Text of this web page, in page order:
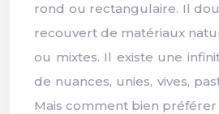
rond ou rectangulaire. Il
recouvert de matériaux
ou mixtes. Il existe une
de nuances, unies, vives,
Mais comment bien préférer